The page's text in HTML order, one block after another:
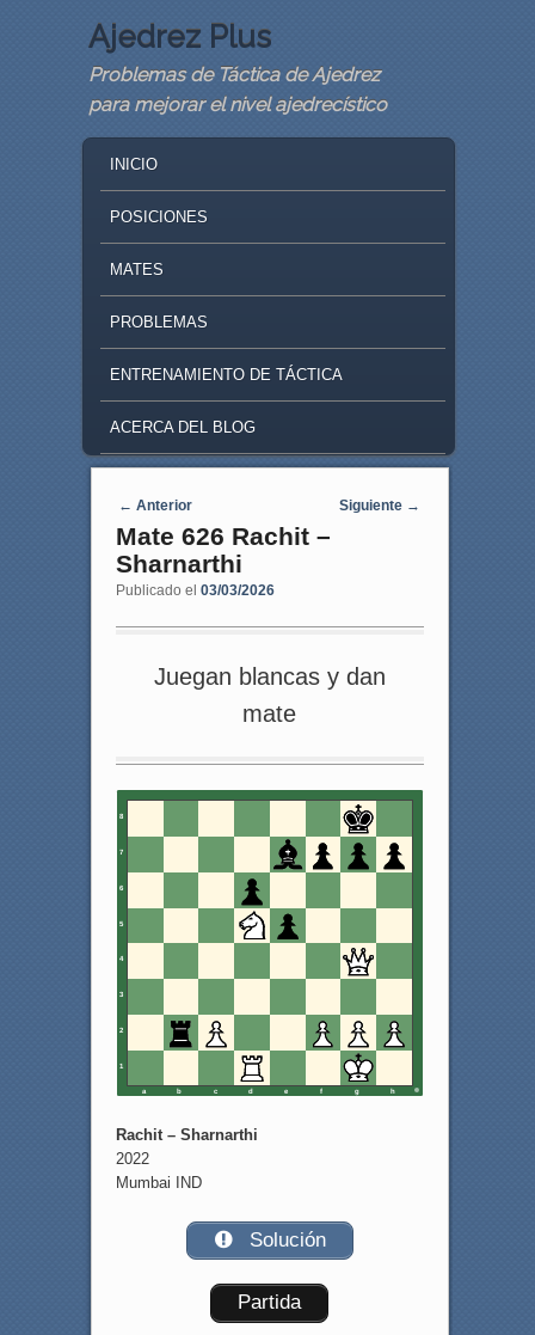
Ajedrez Plus
Problemas de Táctica de Ajedrez
para mejorar el nivel ajedrecístico
SKIP TO PRIMARY CONTENT
SKIP TO SECONDARY CONTENT
INICIO
POSICIONES
MATES
PROBLEMAS
ENTRENAMIENTO DE TÁCTICA
ACERCA DEL BLOG
Navegaci�n de entradas
← Anterior Siguiente →
Mate 626 Rachit –
Sharnarthi
Publicado el 03/03/2026
Juegan blancas y dan
mate
8
7
6
5
4
3
2
1
a b c d e f g h
Rachit – Sharnarthi
2022
Mumbai IND
Solución
Partida